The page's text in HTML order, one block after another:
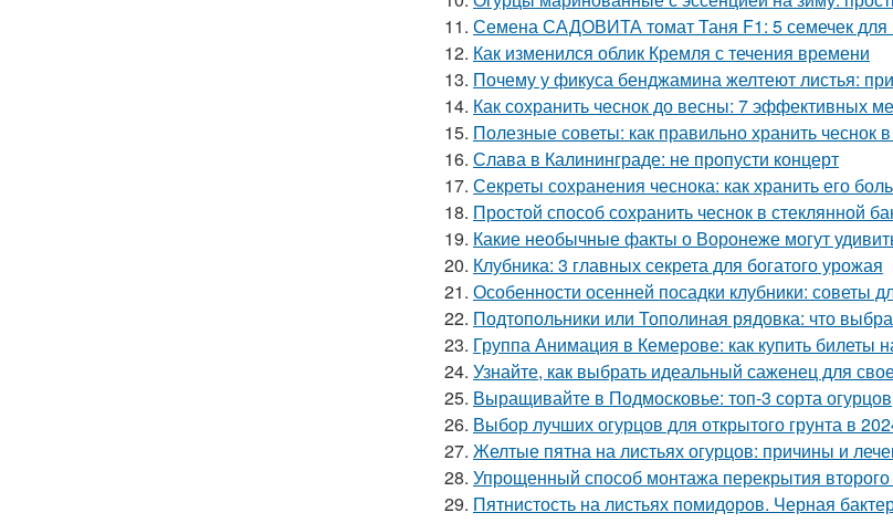
11. Семена САДОВИТА томат Таня F1: 5 семечек для
12. Как изменился облик Кремля с течения времени
13. Почему у фикуса бенджамина желтеют листья:
14. Как сохранить чеснок до весны: 7 эффективных
15. Полезные советы: как правильно хранить чеснок
16. Слава в Калининграде: не пропусти концерт
17. Секреты сохранения чеснока: как хранить его
18. Простой способ сохранить чеснок в стеклянной
19. Какие необычные факты о Воронеже могут
20. Клубника: 3 главных секрета для богатого урожая
21. Особенности осенней посадки клубники: советы
22. Подтопольники или Тополиная рядовка: что
23. Группа Анимация в Кемерове: как купить билеты
24. Узнайте, как выбрать идеальный саженец для
25. Выращивайте в Подмосковье: топ-3 сорта огурцов
26. Выбор лучших огурцов для открытого грунта в
27. Желтые пятна на листьях огурцов: причины и
28. Упрощенный способ монтажа перекрытия
29. Пятнистость на листьях помидоров. Черная